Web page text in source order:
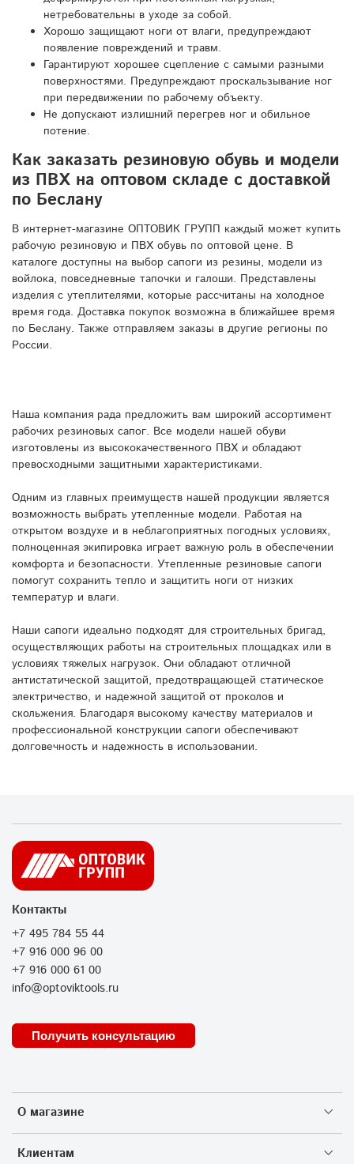
нетребовательны в уходе за собой.
Хорошо защищают ноги от влаги, предупреждают
появление повреждений и травм.
Гарантируют хорошее сцепление с самыми разными
поверхностями. Предупреждают проскальзывание ног
при передвижении по рабочему объекту.
Не допускают излишний перегрев ног и обильное
потение.
Как заказать резиновую обувь и модели
из ПВХ на оптовом складе с доставкой
по Беслану
В интернет-магазине ОПТОВИК ГРУПП каждый может купить
рабочую резиновую и ПВХ обувь по оптовой цене. В
каталоге доступны на выбор сапоги из резины, модели из
войлока, повседневные тапочки и галоши. Представлены
изделия с утеплителями, которые рассчитаны на холодное
время года. Доставка покупок возможна в ближайшее время
по Беслану. Также отправляем заказы в другие регионы по
России.
Наша компания рада предложить вам широкий ассортимент
рабочих резиновых сапог. Все модели нашей обуви
изготовлены из высококачественного ПВХ и обладают
превосходными защитными характеристиками.
Одним из главных преимуществ нашей продукции является
возможность выбрать утепленные модели. Работая на
открытом воздухе и в неблагоприятных погодных условиях,
полноценная экипировка играет важную роль в обеспечении
комфорта и безопасности. Утепленные резиновые сапоги
помогут сохранить тепло и защитить ноги от низких
температур и влаги.
Наши сапоги идеально подходят для строительных бригад,
осуществляющих работы на строительных площадках или в
условиях тяжелых нагрузок. Они обладают отличной
антистатической защитой, предотвращающей статическое
электричество, и надежной защитой от проколов и
скольжения. Благодаря высокому качеству материалов и
профессиональной конструкции сапоги обеспечивают
долговечность и надежность в использовании.
О магазине
Клиентам
Контакты
+7 495 784 55 44
+7 916 000 96 00
+7 916 000 61 00
info@optoviktools.ru
Получить консультацию